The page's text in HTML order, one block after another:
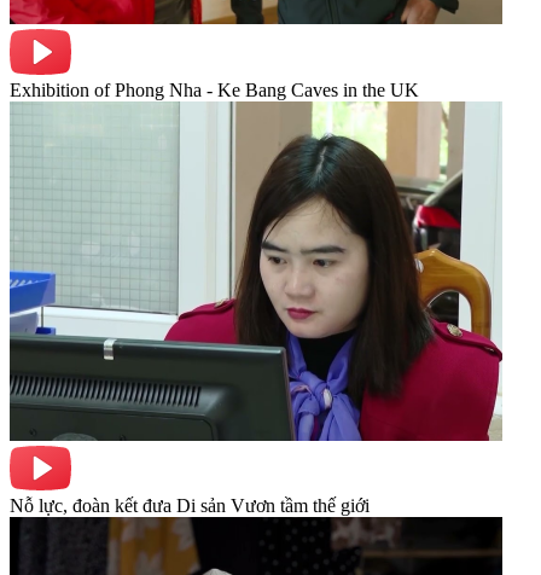
Exhibition of Phong Nha - Ke Bang Caves in the UK
Nỗ lực, đoàn kết đưa Di sản Vươn tầm thế giới